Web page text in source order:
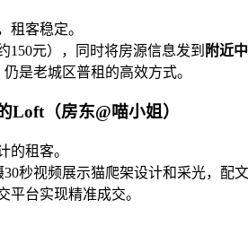
租客稳定。
150元），同时将房源信息发到 附近
是老城区普租的高效方式。
Loft（房东@喵小姐）
的租客。
30秒视频展示猫爬架设计和采光，配
平台实现精准成交。